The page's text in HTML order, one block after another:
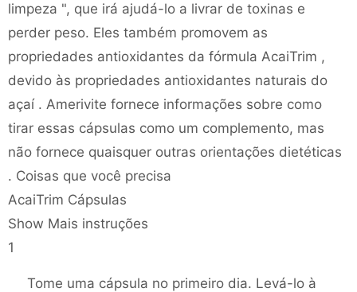
limpeza ", que irá ajudá-lo a livrar de toxinas e
perder peso. Eles também promovem as
propriedades antioxidantes da fórmula AcaiTrim ,
devido às propriedades antioxidantes naturais do
açaí . Amerivite fornece informações sobre como
tirar essas cápsulas como um complemento, mas
não fornece quaisquer outras orientações dietéticas
. Coisas que você precisa
AcaiTrim Cápsulas
Show Mais instruções
1
Tome uma cápsula no primeiro dia. Levá-lo à